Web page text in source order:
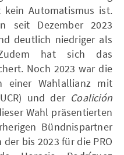
Automatismus ist.
seit Dezember 2023
deutlich niedriger als
hat sich das
Noch 2023 war die
einer Wahlallianz mit
und der Coalición
Wahl präsentierten
Bündnispartner
bis 2023 für die PRO